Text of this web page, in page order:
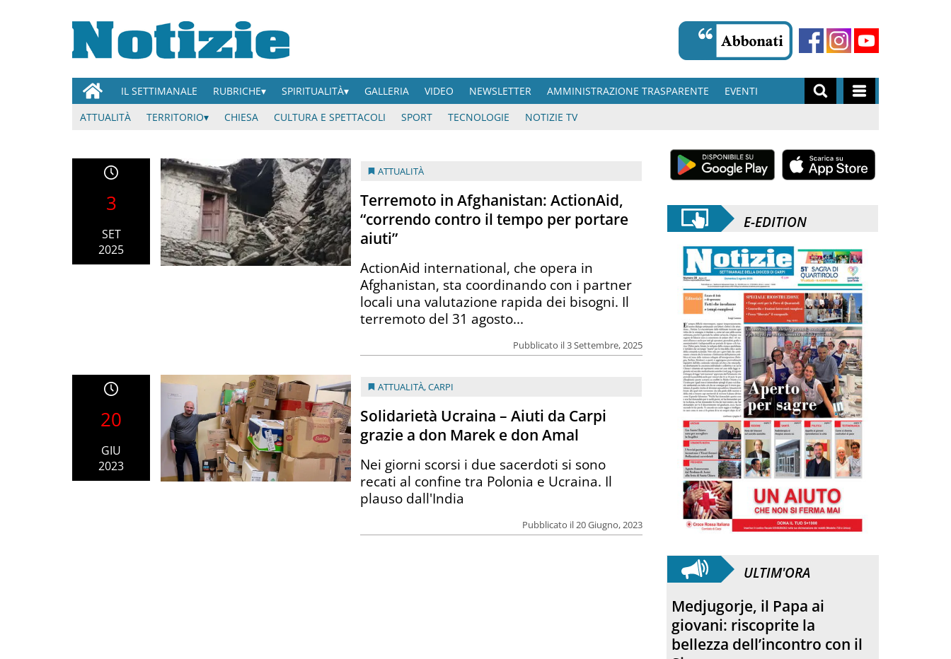
IL SETTIMANALE RUBRICHE SPIRITUALITÀ GALLERIA VIDEO NEWSLETTER AMMINISTRAZIONE TRASPARENTE
EVENTI
ATTUALITÀ
TERRITORIO CHIESA CULTURA E SPETTACOLI SPORT TECNOLOGIE NOTIZIE TV
3
SET
2025
ATTUALITÀ
Terremoto in Afghanistan: ActionAid,
“correndo contro il tempo per portare
aiuti”
Pubblicato il 3 Settembre, 2025
ActionAid international, che opera in
Afghanistan, sta coordinando con i partner
locali una valutazione rapida dei bisogni. Il
terremoto del 31 agosto...
20
GIU
2023
ATTUALITÀ,CARPI
Solidarietà Ucraina – Aiuti da Carpi
grazie a don Marek e don Amal
Pubblicato il 20 Giugno, 2023
Nei giorni scorsi i due sacerdoti si sono
recati al confine tra Polonia e Ucraina. Il
plauso dall'India
E-EDITION
ULTIM'ORA
Medjugorje, il Papa ai
giovani: riscoprite la
bellezza dell’incontro con il